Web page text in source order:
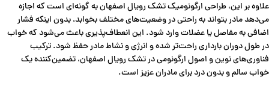
علاوه بر این، طراحی ارگونومیک تشک رویال اصفهان به گونه‌ای است که اجازه
می‌دهد مادر بتواند به راحتی در وضعیت‌های مختلف بخوابد، بدون اینکه فشار
اضافی به مفاصل یا عضلات وارد شود. این انعطاف‌پذیری باعث می‌شود که خواب
در طول دوران بارداری راحت‌تر شده و انرژی و نشاط مادر حفظ شود. ترکیب
فناوری‌های نوین و اصول ارگونومی در تشک رویال اصفهان، تضمین‌کننده یک
خواب سالم و بدون درد برای مادران عزیز است.